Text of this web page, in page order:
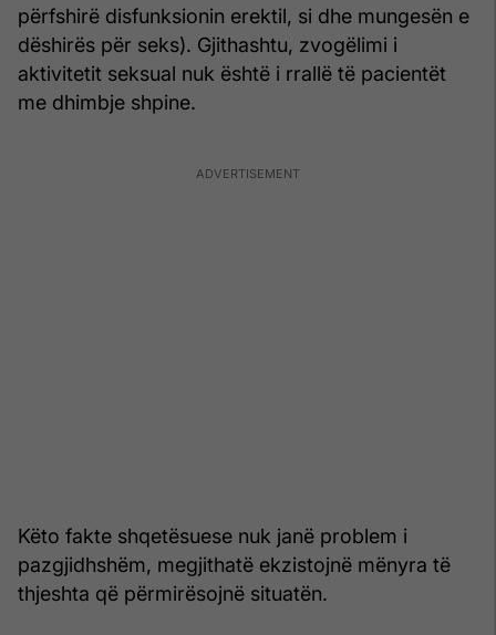
përfshirë disfunksionin erektil, si dhe mungesën e
dëshirës për seks). Gjithashtu, zvogëlimi i
aktivitetit seksual nuk është i rrallë të pacientët
me dhimbje shpine.
Këto fakte shqetësuese nuk janë problem i
pazgjidhshëm, megjithatë ekzistojnë mënyra të
thjeshta që përmirësojnë situatën.